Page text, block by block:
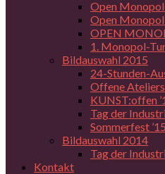
Open
Open
OPEN
1. Monopol-
Bildauswahl 2015
24-Stunden-
Offene Ateliers
KUNST:offen
Tag der
Sommerfest ’15
Bildauswahl 2014
Tag der
Kontakt